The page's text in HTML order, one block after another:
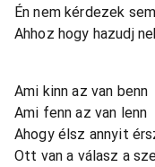
Én nem kérdezek
Ahhoz hogy hazudj
Ami kinn az van benn
Ami fenn az van lenn
Ahogy élsz annyit
Ott van a válasz a